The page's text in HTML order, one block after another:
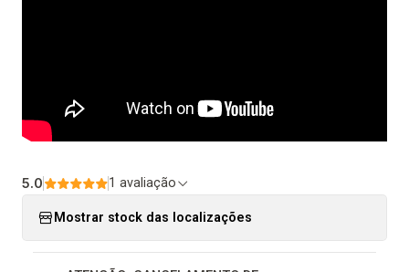
5.0 1 avaliação
Mostrar stock das localizações